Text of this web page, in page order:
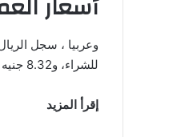
أسعار
للشراء، و8.32 جنيه للبيع ، والدينار الكويتي سجل 95.95 جنيه للشراء، 99.57 جنيه للبيع، وفقا للبنك الأهلي.
إقرأ المزيد